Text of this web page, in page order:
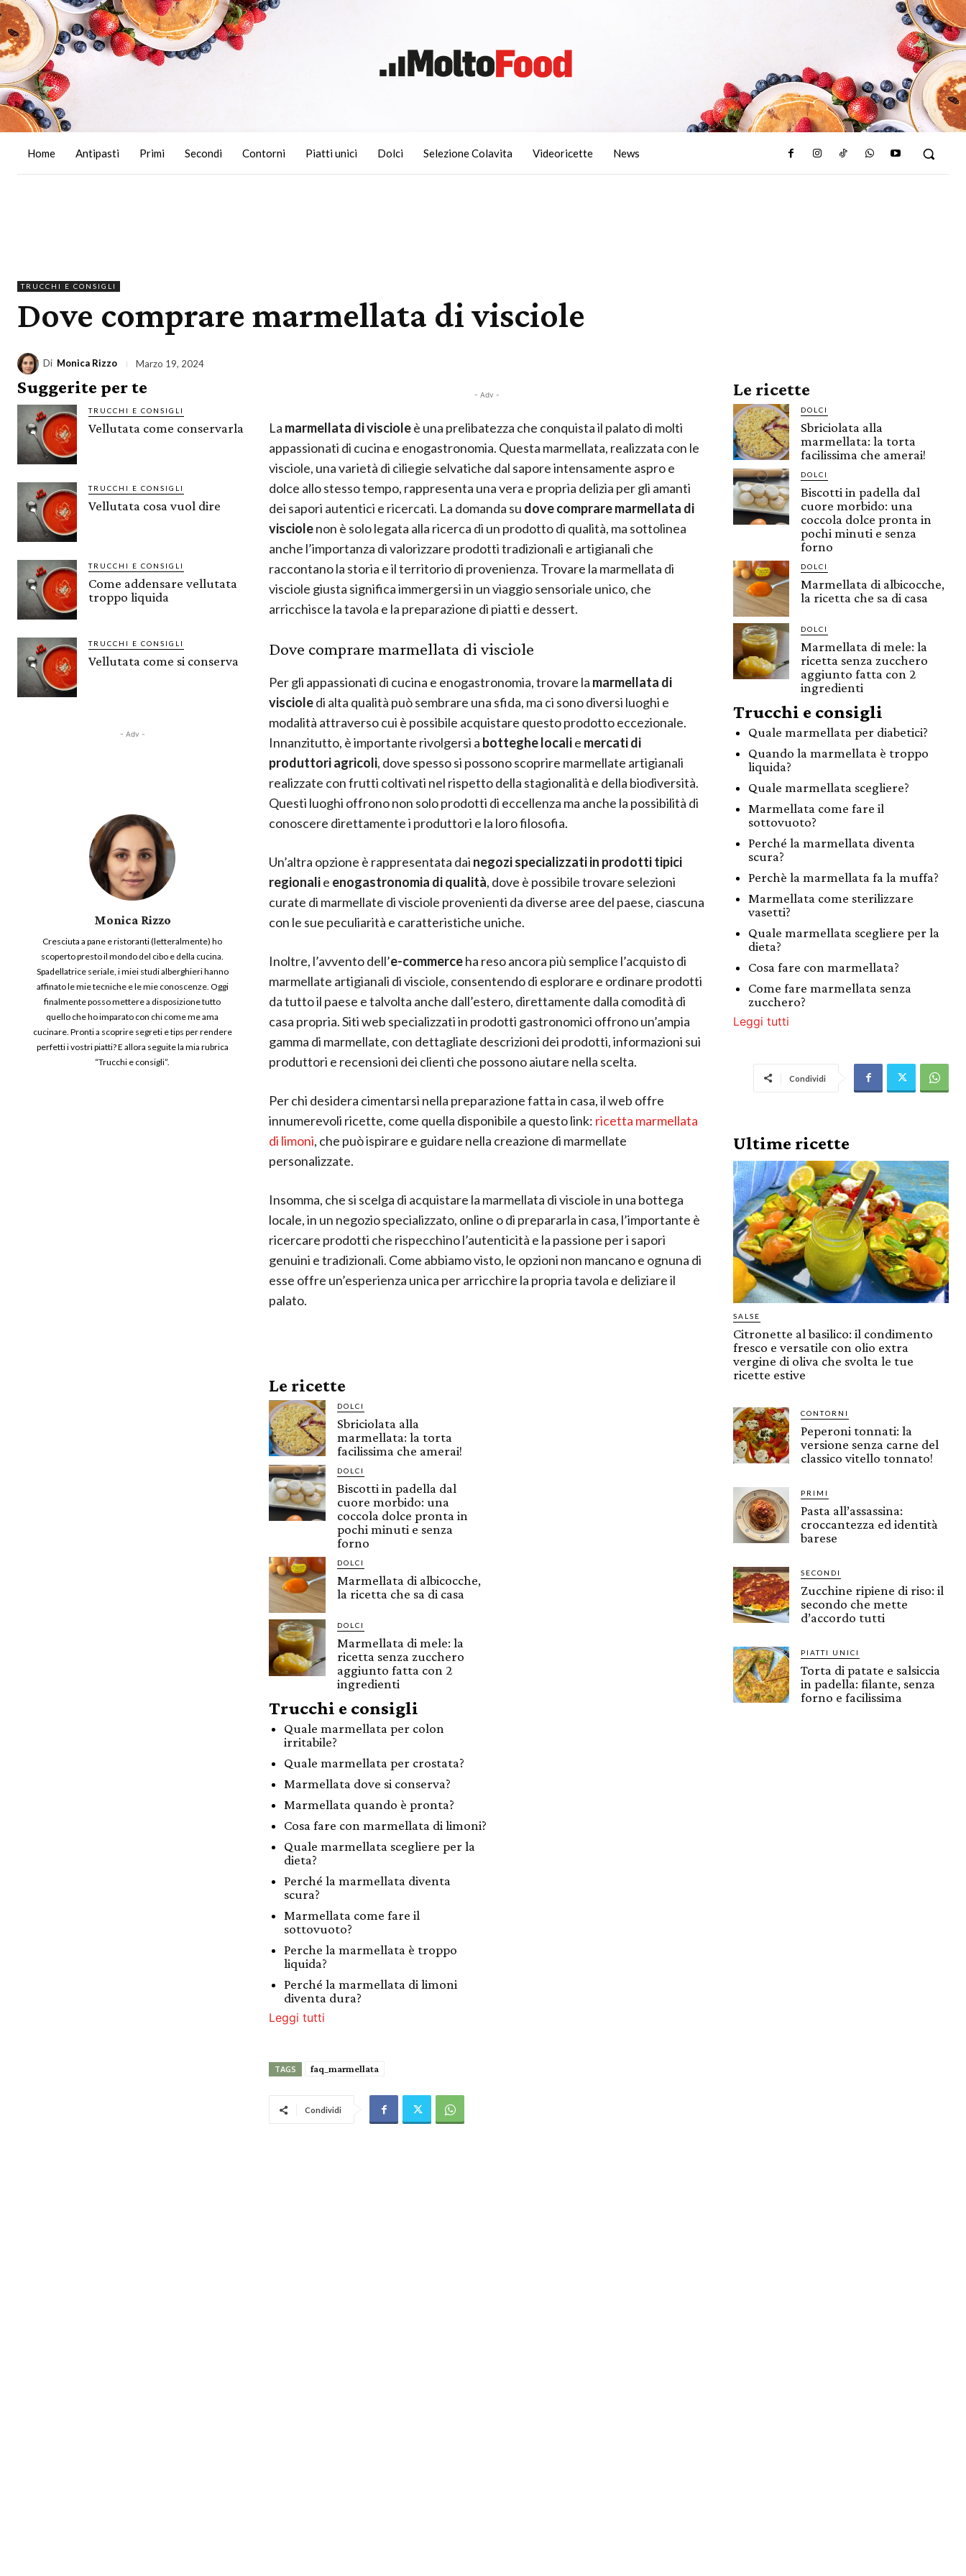
Home Antipasti Primi Secondi Contorni Piatti unici Dolci Selezione Colavita Videoricette News
TRUCCHI E CONSIGLI
Dove comprare marmellata di visciole
Di Monica Rizzo Marzo 19, 2024
Suggerite per te
TRUCCHI E CONSIGLI
Vellutata come conservarla
TRUCCHI E CONSIGLI
Vellutata cosa vuol dire
TRUCCHI E CONSIGLI
Come addensare vellutata
troppo liquida
TRUCCHI E CONSIGLI
Vellutata come si conserva
- Adv -
Monica Rizzo
Cresciuta a pane e ristoranti (letteralmente) ho
scoperto presto il mondo del cibo e della cucina.
Spadellatrice seriale, i miei studi alberghieri hanno
affinato le mie tecniche e le mie conoscenze. Oggi
finalmente posso mettere a disposizione tutto
quello che ho imparato con chi come me ama
cucinare. Pronti a scoprire segreti e tips per rendere
perfetti i vostri piatti? E allora seguite la mia rubrica
“Trucchi e consigli”.
- Adv -
La marmellata di viscioleè una prelibatezza che conquista il palato di molti
appassionati di cucina e enogastronomia. Questa marmellata, realizzata con le
visciole, una varietà di ciliegie selvatiche dal sapore intensamente aspro e
dolce allo stesso tempo, rappresenta una vera e propria delizia per gli amanti
dei sapori autentici e ricercati. La domanda su dove comprare marmellata di
visciolenon è solo legata alla ricerca di un prodotto di qualità, ma sottolinea
anche l’importanza di valorizzare prodotti tradizionali e artigianali che
raccontano la storia e il territorio di provenienza. Trovare la marmellata di
visciole giusta significa immergersi in un viaggio sensoriale unico, che
arricchisce la tavola e la preparazione di piatti e dessert.
Dove comprare marmellata di visciole
Per gli appassionati di cucina e enogastronomia, trovare la marmellata di
viscioledi alta qualità può sembrare una sfida, ma ci sono diversi luoghi e
modalità attraverso cui è possibile acquistare questo prodotto eccezionale.
Innanzitutto, è importante rivolgersi a botteghe localie mercati di
produttori agricoli, dove spesso si possono scoprire marmellate artigianali
realizzate con frutti coltivati nel rispetto della stagionalità e della biodiversità.
Questi luoghi offrono non solo prodotti di eccellenza ma anche la possibilità di
conoscere direttamente i produttori e la loro filosofia.
Un’altra opzione è rappresentata dai negozi specializzati in prodotti tipici
regionalie enogastronomia di qualità, dove è possibile trovare selezioni
curate di marmellate di visciole provenienti da diverse aree del paese, ciascuna
con le sue peculiarità e caratteristiche uniche.
Inoltre, l’avvento dell’e-commerceha reso ancora più semplice l’acquisto di
marmellate artigianali di visciole, consentendo di esplorare e ordinare prodotti
da tutto il paese e talvolta anche dall’estero, direttamente dalla comodità di
casa propria. Siti web specializzati in prodotti gastronomici offrono un’ampia
gamma di marmellate, con dettagliate descrizioni dei prodotti, informazioni sui
produttori e recensioni dei clienti che possono aiutare nella scelta.
Per chi desidera cimentarsi nella preparazione fatta in casa, il web offre
innumerevoli ricette, come quella disponibile a questo link: ricetta marmellata
di limoni, che può ispirare e guidare nella creazione di marmellate
personalizzate.
Insomma, che si scelga di acquistare la marmellata di visciole in una bottega
locale, in un negozio specializzato, online o di prepararla in casa, l’importante è
ricercare prodotti che rispecchino l’autenticità e la passione per i sapori
genuini e tradizionali. Come abbiamo visto, le opzioni non mancano e ognuna di
esse offre un’esperienza unica per arricchire la propria tavola e deliziare il
palato.
Le ricette
DOLCI
Sbriciolata alla
marmellata: la torta
facilissima che amerai!
DOLCI
Biscotti in padella dal
cuore morbido: una
coccola dolce pronta in
pochi minuti e senza
forno
DOLCI
Marmellata di albicocche,
la ricetta che sa di casa
DOLCI
Marmellata di mele: la
ricetta senza zucchero
aggiunto fatta con 2
ingredienti
Trucchi e consigli
Quale marmellata per colon
irritabile?
Quale marmellata per crostata?
Marmellata dove si conserva?
Marmellata quando è pronta?
Cosa fare con marmellata di limoni?
Quale marmellata scegliere per la
dieta?
Perché la marmellata diventa
scura?
Marmellata come fare il
sottovuoto?
Perche la marmellata è troppo
liquida?
Perché la marmellata di limoni
diventa dura?
Leggi tutti
TAGS faq_marmellata
Condividi
Le ricette
DOLCI
Sbriciolata alla
marmellata: la torta
facilissima che amerai!
DOLCI
Biscotti in padella dal
cuore morbido: una
coccola dolce pronta in
pochi minuti e senza
forno
DOLCI
Marmellata di albicocche,
la ricetta che sa di casa
DOLCI
Marmellata di mele: la
ricetta senza zucchero
aggiunto fatta con 2
ingredienti
Trucchi e consigli
Quale marmellata per diabetici?
Quando la marmellata è troppo
liquida?
Quale marmellata scegliere?
Marmellata come fare il
sottovuoto?
Perché la marmellata diventa
scura?
Perchè la marmellata fa la muffa?
Marmellata come sterilizzare
vasetti?
Quale marmellata scegliere per la
dieta?
Cosa fare con marmellata?
Come fare marmellata senza
zucchero?
Leggi tutti
Condividi
Ultime ricette
SALSE
Citronette al basilico: il condimento
fresco e versatile con olio extra
vergine di oliva che svolta le tue
ricette estive
CONTORNI
Peperoni tonnati: la
versione senza carne del
classico vitello tonnato!
PRIMI
Pasta all’assassina:
croccantezza ed identità
barese
SECONDI
Zucchine ripiene di riso: il
secondo che mette
d’accordo tutti
PIATTI UNICI
Torta di patate e salsiccia
in padella: filante, senza
forno e facilissima